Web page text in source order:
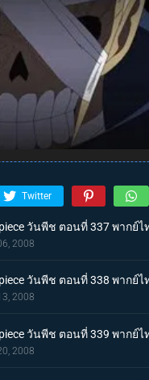
Twitter
วันพีช ตอนที่ 337 พากย์
2008
วันพีช ตอนที่ 338 พาก
2008
วันพีช ตอนที่ 339 พาก
2008